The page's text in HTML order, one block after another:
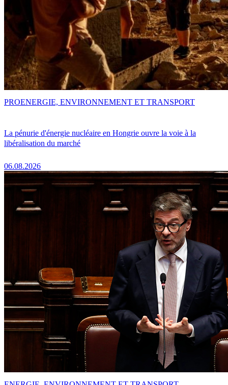
La pénurie d'énergie nucléaire en Hongrie ouvre la voie à la
libéralisation du marché
06.08.2026
PROENERGIE, ENVIRONNEMENT ET TRANSPORT